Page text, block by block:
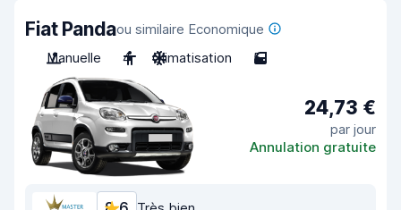
Fiat Pandaou similaire Economique
Manuelle
4 Climatisation 5
24,73 €
par jour
Annulation gratuite